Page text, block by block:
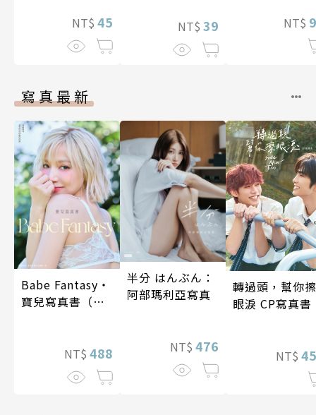
兩人是甜蜜的現
在進行式～ 04
NT$ 45
娘。(第13話)
NT$ 39 NT$
寫真最新
Babe Fantasy‧
寶兒寫真書（加
NT$ 488
半分 はんぶん：
阿部瑪利亞寫真
NT$ 476
轉過頭，幫你擦
眼淚 CP寫真書
NT$